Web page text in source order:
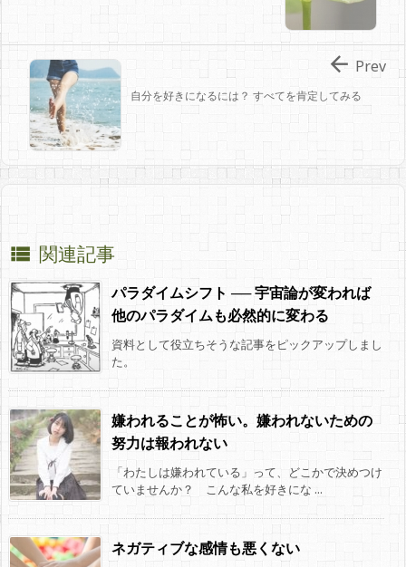
自分を好きになるには？ すべてを肯定してみる
 Prev
 関連記事
パラダイムシフト ── 宇宙論が変われば
他のパラダイムも必然的に変わる
資料として役立ちそうな記事をピックアップしまし
た。
嫌われることが怖い。嫌われないための
努力は報われない
「わたしは嫌われている」って、どこかで決めつけ
ていませんか？ こんな私を好きにな ...
ネガティブな感情も悪くない